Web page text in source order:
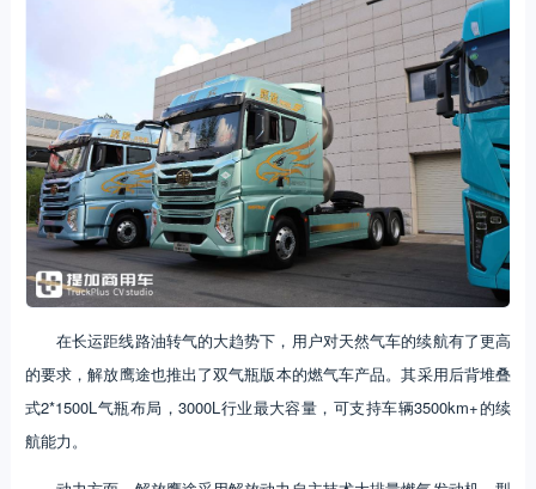
在长运距线路油转气的大趋势下，用户对天然气车的续航有了更高
的要求，解放鹰途也推出了双气瓶版本的燃气车产品。其采用后背堆叠
式2*1500L气瓶布局，3000L行业最大容量，可支持车辆3500km+的续
航能力。